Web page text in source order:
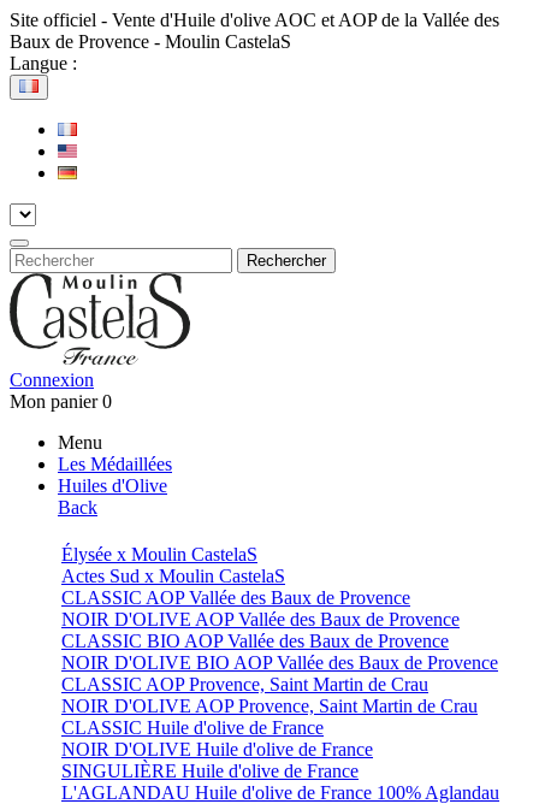
Site officiel - Vente d'Huile d'olive AOC et AOP de la Vallée des
Baux de Provence - Moulin CastelaS
Langue :
Rechercher
Connexion
Mon panier 0
Menu
Les Médaillées
Huiles d'Olive
Back
Élysée x Moulin CastelaS
Actes Sud x Moulin CastelaS
CLASSIC AOP Vallée des Baux de Provence
NOIR D'OLIVE AOP Vallée des Baux de Provence
CLASSIC BIO AOP Vallée des Baux de Provence
NOIR D'OLIVE BIO AOP Vallée des Baux de Provence
CLASSIC AOP Provence, Saint Martin de Crau
NOIR D'OLIVE AOP Provence, Saint Martin de Crau
CLASSIC Huile d'olive de France
NOIR D'OLIVE Huile d'olive de France
SINGULIÈRE Huile d'olive de France
L'AGLANDAU Huile d'olive de France 100% Aglandau